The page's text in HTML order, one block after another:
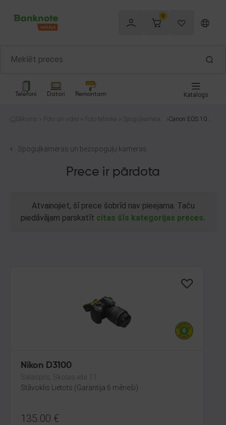
0
Telefoni Datori Remontam Katalogs
Sākums Foto un video Foto tehnika
Spoguļkameras
Canon EOS 1000
Spoguļkameras un bezspoguļu kameras
Prece ir pārdota
Atvainojiet, šī prece šobrīd nav pieejama. Taču
piedāvājam parskatīt citas šīs kategorijas preces.
Nikon D3100
Salaspils, Skolas iela 11
Stāvoklis Lietots (Garantija 6 mēneši)
135.00 €